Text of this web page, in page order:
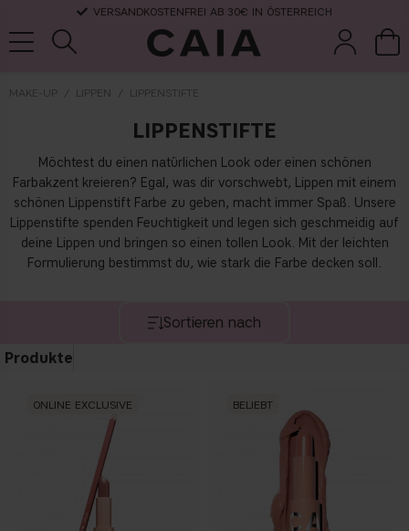
VERSANDKOSTENFREI AB 30€ IN ÖSTERREICH
MAKE-UP LIPPEN LIPPENSTIFTE
LIPPENSTIFTE
Möchtest du einen natürlichen Look oder einen schönen
Farbakzent kreieren? Egal, was dir vorschwebt, Lippen mit einem
schönen Lippenstift Farbe zu geben, macht immer Spaß. Unsere
Lippenstifte spenden Feuchtigkeit und legen sich geschmeidig auf
deine Lippen und bringen so einen tollen Look. Mit der leichten
Formulierung bestimmst du, wie stark die Farbe decken soll.
Sortieren nach
Produkte
ONLINE EXCLUSIVE BELIEBT
kits & sets
trockensha